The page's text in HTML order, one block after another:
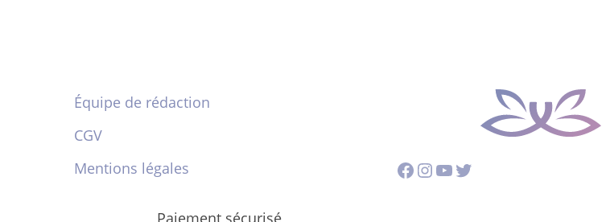
Équipe de rédaction
CGV
Mentions légales
Paiement sécurisé
Facebook
Instagram
YouTube
Twitter